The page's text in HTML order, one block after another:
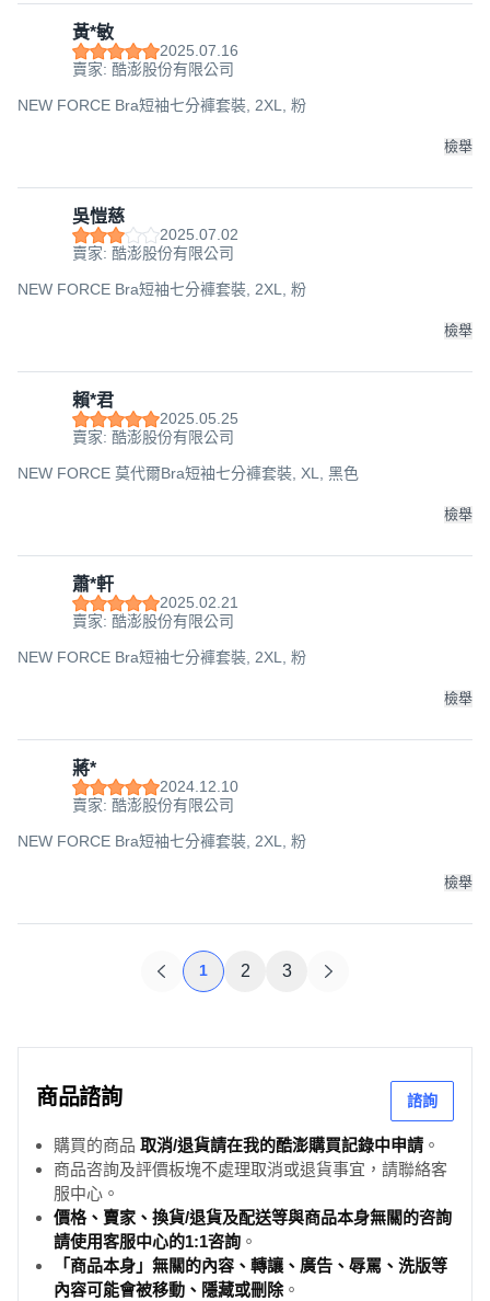
黃*敏
2025.07.16
賣家: 酷澎股份有限公司
NEW FORCE Bra短袖七分褲套裝, 2XL, 粉
檢舉
吳愷慈
2025.07.02
賣家: 酷澎股份有限公司
NEW FORCE Bra短袖七分褲套裝, 2XL, 粉
檢舉
賴*君
2025.05.25
賣家: 酷澎股份有限公司
NEW FORCE 莫代爾Bra短袖七分褲套裝, XL, 黑色
檢舉
蕭*軒
2025.02.21
賣家: 酷澎股份有限公司
NEW FORCE Bra短袖七分褲套裝, 2XL, 粉
檢舉
蔣*
2024.12.10
賣家: 酷澎股份有限公司
NEW FORCE Bra短袖七分褲套裝, 2XL, 粉
檢舉
1 2 3
商品諮詢 諮詢
購買的商品 取消/退貨請在我的酷澎購買記錄中申請 。
商品咨詢及評價板塊不處理取消或退貨事宜，請聯絡客
服中心。
價格、賣家、換貨/退貨及配送等與商品本身無關的咨詢
請使用客服中心的1:1咨詢 。
「商品本身」無關的內容、轉讓、廣告、辱罵、洗版等
內容可能會被移動、隱藏或刪除。